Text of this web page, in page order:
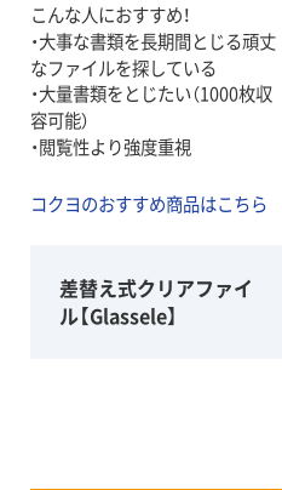
こんな人におすすめ！
・大事な書類を長期間とじる頑丈
なファイルを探している
・大量書類をとじたい（1000枚収
容可能）
・閲覧性より強度重視
コクヨのおすすめ商品はこちら
差替え式クリアファイ
ル【Glassele】